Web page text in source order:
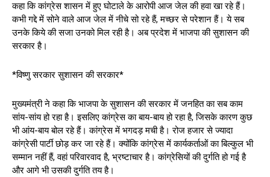
कहा कि कांग्रेस शासन में हुए घोटाले के आरोपी आज जेल की हवा खा रहे हैं।
कभी गद्दे में सोने वाले आज जेल में नीचे सो रहे हैं, मच्छर से परेशान हैं। ये सब
उनके किये की सजा उनको मिल रही है। अब प्रदेश में भाजपा की सुशासन की
सरकार है।
*विष्णु सरकार सुशासन की सरकार*
मुख्यमंत्री ने कहा कि भाजपा के सुशासन की सरकार में जनहित का सब काम
सांय-सांय हो रहा है। इसलिए कांग्रेस का बाय-बाय हो रहा है, जिसके कारण कुछ
भी आंय-बाय बोल रहे हैं। कांग्रेस में भगदड़ मची है। रोज हजार से ज्यादा
कांग्रेसी पार्टी छोड़ कर जा रहे हैं। क्योंकि कांग्रेस में कार्यकर्ताओं का बिल्कुल भी
सम्मान नहीं हैं, वहां परिवारवाद है, भ्रष्टाचार है। कांग्रेसियों की दुर्गति हो गई है
और आगे भी उसकी दुर्गति तय है।